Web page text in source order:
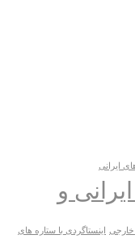
ایرانی
و
خارجی اینستاگردی با ستاره های